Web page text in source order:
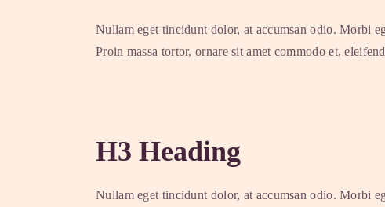
Nullam eget tincidunt dolor, at accumsan odio. Morbi
Proin massa tortor, ornare sit amet commodo et,
H3 Heading
Nullam eget tincidunt dolor, at accumsan odio. Morbi